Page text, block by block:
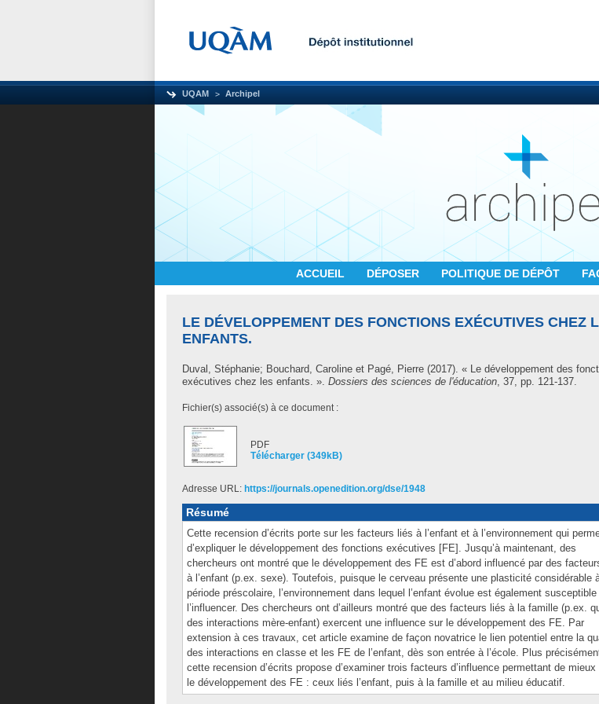
UQAM Archipel
ACCUEIL DÉPOSER POLITIQUE DE DÉPÔT
LE DÉVELOPPEMENT DES FONCTIONS EXÉCUTIVES CHEZ
ENFANTS.
Duval, Stéphanie; Bouchard, Caroline et Pagé, Pierre (2017). « Le développement des
exécutives chez les enfants. ». Dossiers des sciences de l'éducation, 37, pp. 121-137.
Fichier(s) associé(s) à ce document :
PDF
Télécharger (349kB)
Adresse URL: https://journals.openedition.org/dse/1948
Résumé
Cette recension d’écrits porte sur les facteurs liés à l’enfant et à l’environnement qui
d’expliquer le développement des fonctions exécutives [FE]. Jusqu’à maintenant, des
chercheurs ont montré que le développement des FE est d’abord influencé par des
à l’enfant (p.ex. sexe). Toutefois, puisque le cerveau présente une plasticité considérable
période préscolaire, l’environnement dans lequel l’enfant évolue est également susceptible
l’influencer. Des chercheurs ont d’ailleurs montré que des facteurs liés à la famille (p.ex.
des interactions mère-enfant) exercent une influence sur le développement des FE. Par
extension à ces travaux, cet article examine de façon novatrice le lien potentiel entre la
des interactions en classe et les FE de l’enfant, dès son entrée à l’école. Plus
cette recension d’écrits propose d’examiner trois facteurs d’influence permettant de mieux
le développement des FE : ceux liés l’enfant, puis à la famille et au milieu éducatif.